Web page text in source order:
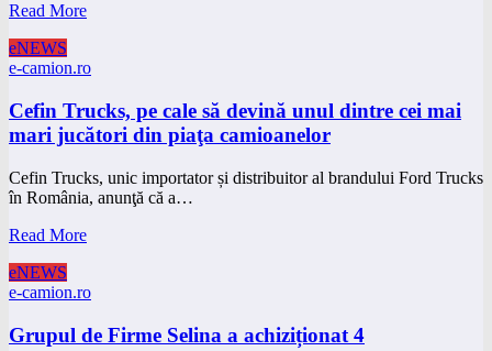
Read More
eNEWS
e-camion.ro
Cefin Trucks, pe cale să devină unul dintre cei mai
mari jucători din piaţa camioanelor
Cefin Trucks, unic importator și distribuitor al brandului Ford Trucks
în România, anunţă că a…
Read More
eNEWS
e-camion.ro
Grupul de Firme Selina a achiziționat 4